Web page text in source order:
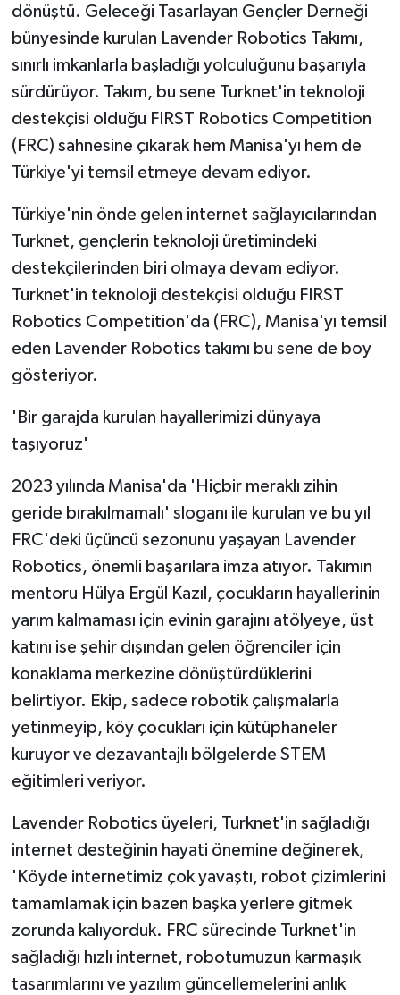
dönüştü. Geleceği Tasarlayan Gençler Derneği
bünyesinde kurulan Lavender Robotics Takımı,
sınırlı imkanlarla başladığı yolculuğunu başarıyla
sürdürüyor. Takım, bu sene Turknet'in teknoloji
destekçisi olduğu FIRST Robotics Competition
(FRC) sahnesine çıkarak hem Manisa'yı hem de
Türkiye'yi temsil etmeye devam ediyor.
Türkiye'nin önde gelen internet sağlayıcılarından
Turknet, gençlerin teknoloji üretimindeki
destekçilerinden biri olmaya devam ediyor.
Turknet'in teknoloji destekçisi olduğu FIRST
Robotics Competition'da (FRC), Manisa'yı temsil
eden Lavender Robotics takımı bu sene de boy
gösteriyor.
'Bir garajda kurulan hayallerimizi dünyaya
taşıyoruz'
2023 yılında Manisa'da 'Hiçbir meraklı zihin
geride bırakılmamalı' sloganı ile kurulan ve bu yıl
FRC'deki üçüncü sezonunu yaşayan Lavender
Robotics, önemli başarılara imza atıyor. Takımın
mentoru Hülya Ergül Kazıl, çocukların hayallerinin
yarım kalmaması için evinin garajını atölyeye, üst
katını ise şehir dışından gelen öğrenciler için
konaklama merkezine dönüştürdüklerini
belirtiyor. Ekip, sadece robotik çalışmalarla
yetinmeyip, köy çocukları için kütüphaneler
kuruyor ve dezavantajlı bölgelerde STEM
eğitimleri veriyor.
Lavender Robotics üyeleri, Turknet'in sağladığı
internet desteğinin hayati önemine değinerek,
'Köyde internetimiz çok yavaştı, robot çizimlerini
tamamlamak için bazen başka yerlere gitmek
zorunda kalıyorduk. FRC sürecinde Turknet'in
sağladığı hızlı internet, robotumuzun karmaşık
tasarımlarını ve yazılım güncellemelerini anlık